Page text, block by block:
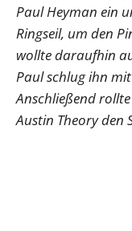
Paul Heyman ein
Ringseil, um den
wollte daraufhin
Paul schlug ihn
Anschließend
Austin Theory den